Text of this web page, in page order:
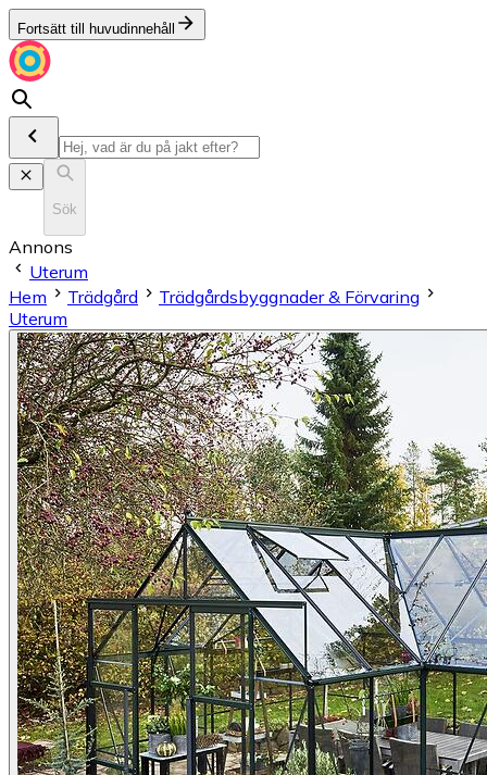
Fortsätt till huvudinnehåll
Sök
Annons
Uterum
Hem
Trädgård
Trädgårdsbyggnader & Förvaring
Uterum